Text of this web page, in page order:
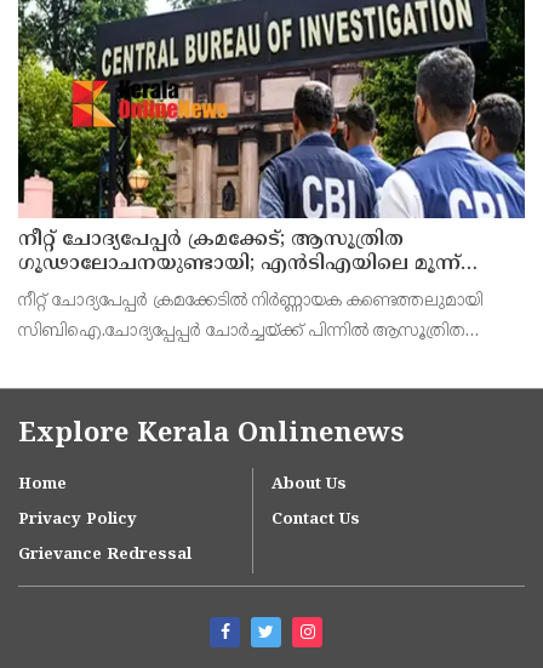
നീറ്റ് ചോദ്യപേപ്പര്‍ ക്രമക്കേട്; ആസൂത്രിത
ഗൂഢാലോചനയുണ്ടായി; എന്‍ടിഎയിലെ മൂന്ന്
സബ്ജക്ട് വിദഗ്ധര്‍ക്ക് പങ്കുണ്ടെന്ന നിർണായക
കണ്ടെത്തലുമായി സിബിഐ
നീറ്റ് ചോദ്യപേപ്പര്‍ ക്രമക്കേടിൽ നിർണ്ണായക കണ്ടെത്തലുമായി
സിബിഐ.ചോദ്യപ്പേപ്പർ ചോർച്ചയ്ക്ക് പിന്നില്‍ ആസൂത്രിത
നാഷണല്‍ ടെസ്റ്റിംഗ് ഏജന്‍സി (എന്‍ടിഎ) വിദഗ്
Explore Kerala Onlinenews
Home
About Us
Privacy Policy
Contact Us
Grievance Redressal